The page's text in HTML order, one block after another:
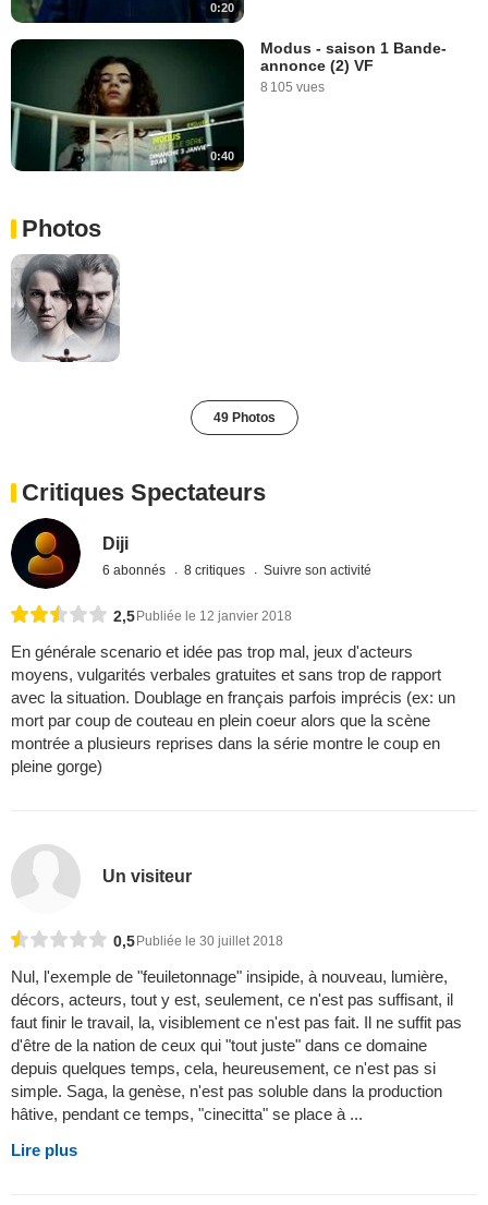
0:20
0:40
Modus - saison 1 Bande-
annonce (2) VF
8 105 vues
Photos
49 Photos
Critiques Spectateurs
Diji
6 abonnés 8 critiques Suivre son activité
2,5Publiée le 12 janvier 2018
En générale scenario et idée pas trop mal, jeux d'acteurs
moyens, vulgarités verbales gratuites et sans trop de rapport
avec la situation. Doublage en français parfois imprécis (ex: un
mort par coup de couteau en plein coeur alors que la scène
montrée a plusieurs reprises dans la série montre le coup en
pleine gorge)
Un visiteur
0,5Publiée le 30 juillet 2018
Nul, l'exemple de "feuiletonnage" insipide, à nouveau, lumière,
décors, acteurs, tout y est, seulement, ce n'est pas suffisant, il
faut finir le travail, la, visiblement ce n'est pas fait. Il ne suffit pas
d'être de la nation de ceux qui "tout juste" dans ce domaine
depuis quelques temps, cela, heureusement, ce n'est pas si
simple. Saga, la genèse, n'est pas soluble dans la production
hâtive, pendant ce temps, "cinecitta" se place à ...
Lire plus